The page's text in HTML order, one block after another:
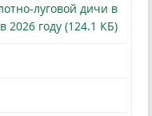
луговой дичи в
2026 году (124.1 КБ)